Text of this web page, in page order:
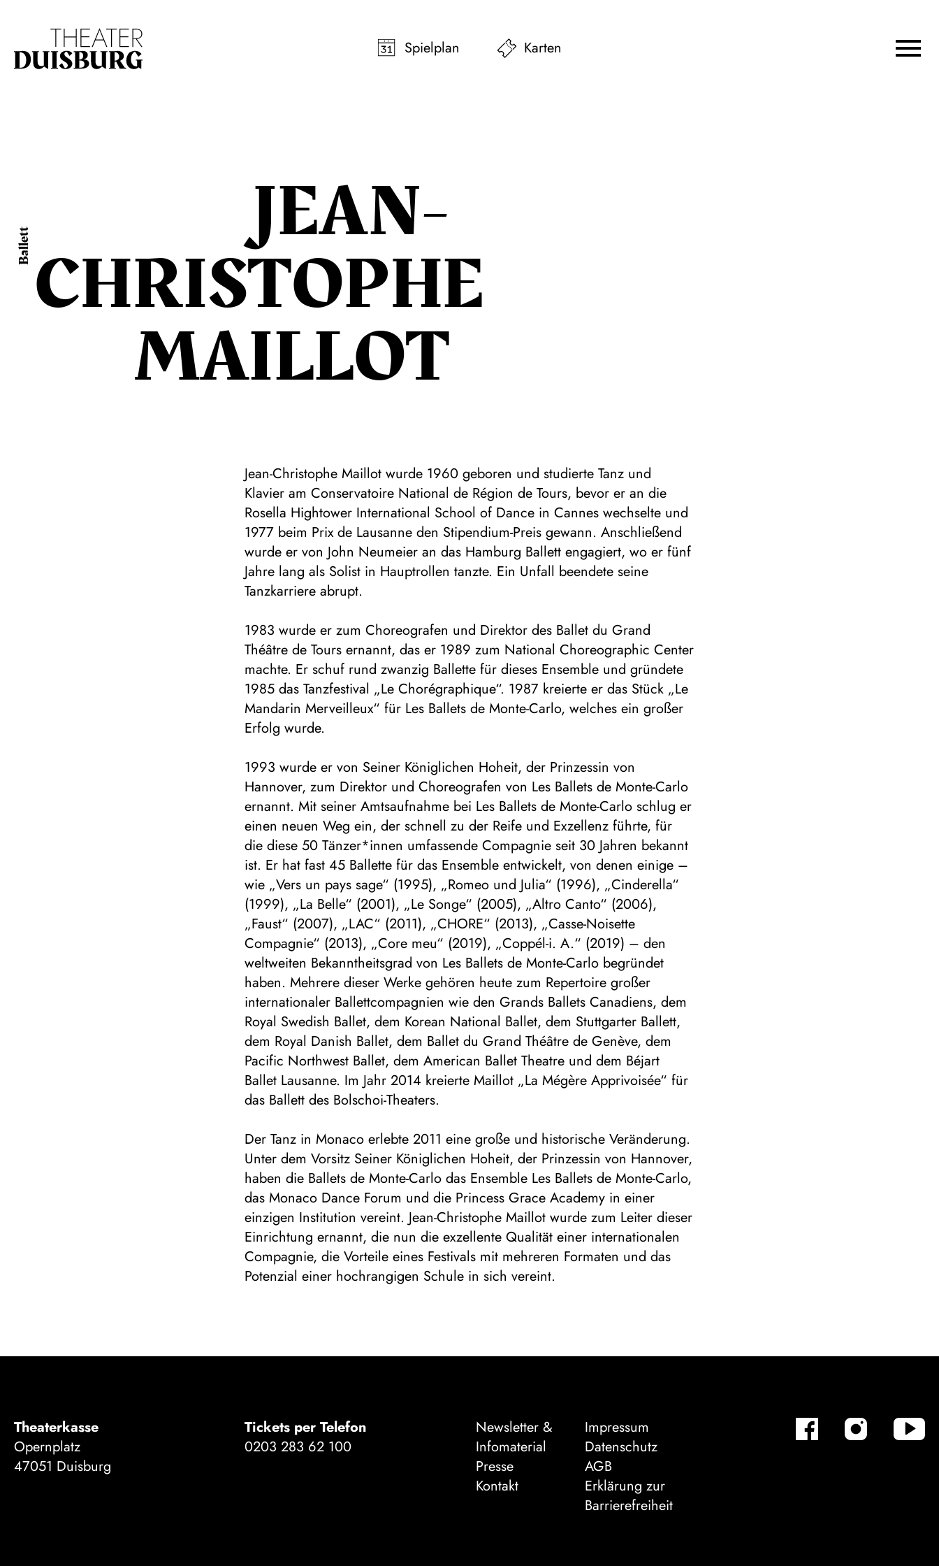
Spielplan
Karten
Ballett JEAN-
CHRISTOPHE
MAILLOT
Jean-Christophe Maillot wurde 1960 geboren und studierte Tanz und
Klavier am Conservatoire National de Région de Tours, bevor er an die
Rosella Hightower International School of Dance in Cannes wechselte und
1977 beim Prix de Lausanne den Stipendium-Preis gewann. Anschließend
wurde er von John Neumeier an das Hamburg Ballett engagiert, wo er fünf
Jahre lang als Solist in Hauptrollen tanzte. Ein Unfall beendete seine
Tanzkarriere abrupt.
1983 wurde er zum Choreografen und Direktor des Ballet du Grand
Théâtre de Tours ernannt, das er 1989 zum National Choreographic Center
machte. Er schuf rund zwanzig Ballette für dieses Ensemble und gründete
1985 das Tanzfestival „Le Chorégraphique“. 1987 kreierte er das Stück „Le
Mandarin Merveilleux“ für Les Ballets de Monte-Carlo, welches ein großer
Erfolg wurde.
1993 wurde er von Seiner Königlichen Hoheit, der Prinzessin von
Hannover, zum Direktor und Choreografen von Les Ballets de Monte-Carlo
ernannt. Mit seiner Amtsaufnahme bei Les Ballets de Monte-Carlo schlug er
einen neuen Weg ein, der schnell zu der Reife und Exzellenz führte, für
die diese 50 Tänzer*innen umfassende Compagnie seit 30 Jahren bekannt
ist. Er hat fast 45 Ballette für das Ensemble entwickelt, von denen einige –
wie „Vers un pays sage“ (1995), „Romeo und Julia“ (1996), „Cinderella“
(1999), „La Belle“ (2001), „Le Songe“ (2005), „Altro Canto“ (2006),
„Faust“ (2007), „LAC“ (2011), „CHORE“ (2013), „Casse-Noisette
Compagnie“ (2013), „Core meu“ (2019), „Coppél-i. A.“ (2019) – den
weltweiten Bekanntheitsgrad von Les Ballets de Monte-Carlo begründet
haben. Mehrere dieser Werke gehören heute zum Repertoire großer
internationaler Ballettcompagnien wie den Grands Ballets Canadiens, dem
Royal Swedish Ballet, dem Korean National Ballet, dem Stuttgarter Ballett,
dem Royal Danish Ballet, dem Ballet du Grand Théâtre de Genève, dem
Pacific Northwest Ballet, dem American Ballet Theatre und dem Béjart
Ballet Lausanne. Im Jahr 2014 kreierte Maillot „La Mégère Apprivoisée“ für
das Ballett des Bolschoi-Theaters.
Der Tanz in Monaco erlebte 2011 eine große und historische Veränderung.
Unter dem Vorsitz Seiner Königlichen Hoheit, der Prinzessin von Hannover,
haben die Ballets de Monte-Carlo das Ensemble Les Ballets de Monte-Carlo,
das Monaco Dance Forum und die Princess Grace Academy in einer
einzigen Institution vereint. Jean-Christophe Maillot wurde zum Leiter dieser
Einrichtung ernannt, die nun die exzellente Qualität einer internationalen
Compagnie, die Vorteile eines Festivals mit mehreren Formaten und das
Potenzial einer hochrangigen Schule in sich vereint.
Theaterkasse
Opernplatz
47051 Duisburg
Tickets per Telefon
0203 283 62 100
Newsletter &
Infomaterial
Presse
Kontakt
Impressum
Datenschutz
AGB
Erklärung zur
Barrierefreiheit